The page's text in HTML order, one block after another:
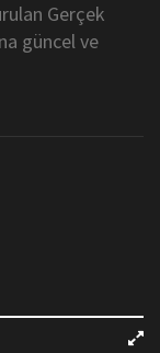
Gerçek
güncel ve